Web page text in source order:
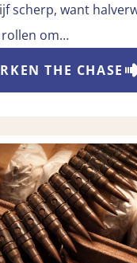
scherp, want
om…
THE CHASE